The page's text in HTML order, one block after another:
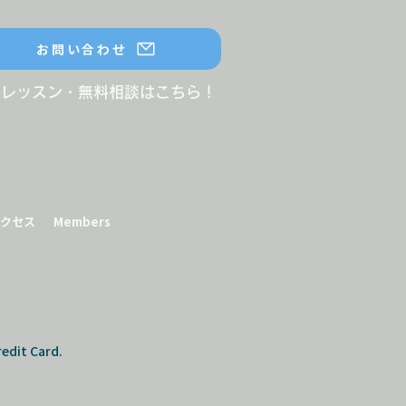
お問い合わせ
ッスン・無料相談はこちら！
セス Members
Card.